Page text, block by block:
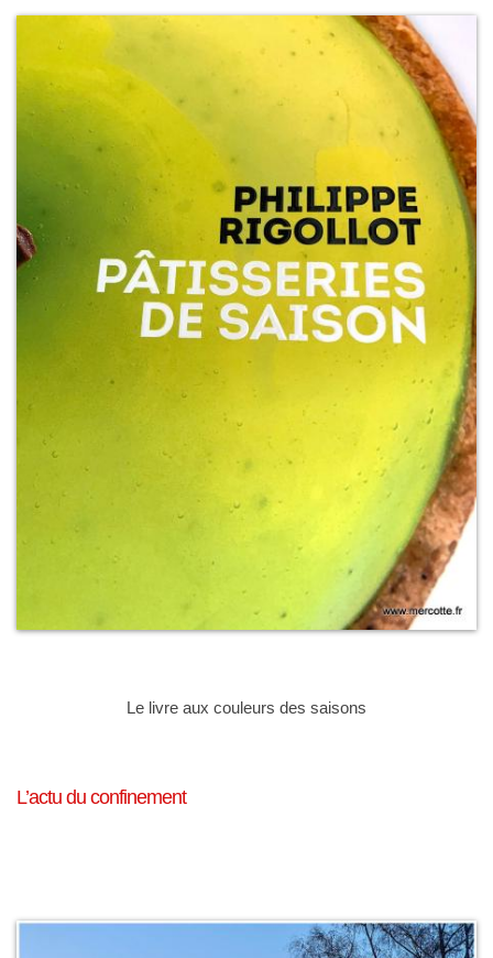
Le livre aux couleurs des saisons
L’actu du confinement